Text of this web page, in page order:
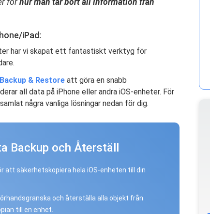
förhur man tar bort all information från
iPad:
har vi skapat ett fantastiskt verktyg för
& Restore att göra en snabb
all data på iPhone eller andra iOS-enheter. För
några vanliga lösningar nedan för dig.
Backup och Återställ
att säkerhetskopiera hela iOS-enheten till din
och återställa alla objekt från
till en enhet.